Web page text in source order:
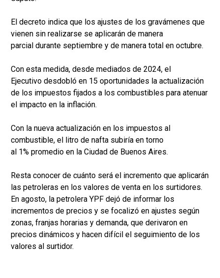
El decreto indica que los ajustes de los gravámenes que
vienen sin realizarse se aplicarán de manera
parcial durante septiembre y de manera total en octubre.
Con esta medida, desde mediados de 2024, el
Ejecutivo desdobló en 15 oportunidades la actualización
de los impuestos fijados a los combustibles para atenuar
el impacto en la inflación.
Con la nueva actualización en los impuestos al
combustible, el litro de nafta subiría en torno
al 1% promedio en la Ciudad de Buenos Aires.
Resta conocer de cuánto será el incremento que aplicarán
las petroleras en los valores de venta en los surtidores.
En agosto, la petrolera YPF dejó de informar los
incrementos de precios y se focalizó en ajustes según
zonas, franjas horarias y demanda, que derivaron en
precios dinámicos y hacen difícil el seguimiento de los
valores al surtidor.